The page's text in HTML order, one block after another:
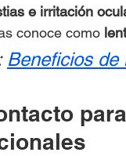
e irritación
conoce como
Beneficios